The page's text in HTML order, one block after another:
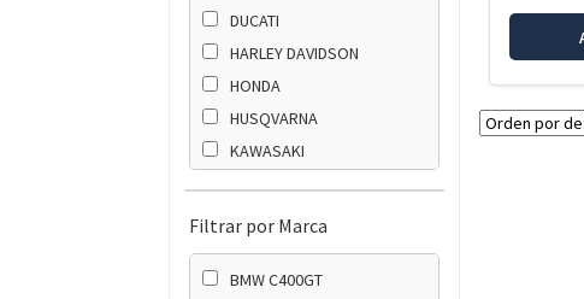
DUCATI
HARLEY DAVIDSON
HONDA
HUSQVARNA
KAWASAKI
SUZUKI
TRIUMPH
YAMAHA
Filtrar por Marca
BMW C400GT